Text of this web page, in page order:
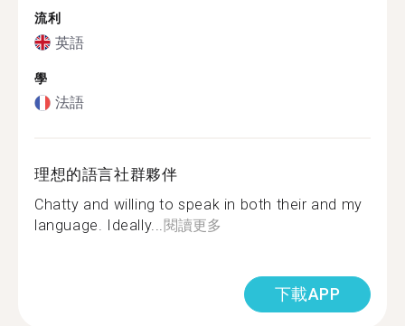
流利
英語
學
法語
理想的語言社群夥伴
Chatty and willing to speak in both their and my
language. Ideally...閱讀更多
下載APP